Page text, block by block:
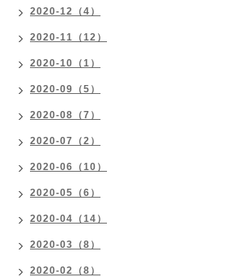
2020-12（4）
2020-11（12）
2020-10（1）
2020-09（5）
2020-08（7）
2020-07（2）
2020-06（10）
2020-05（6）
2020-04（14）
2020-03（8）
2020-02（8）